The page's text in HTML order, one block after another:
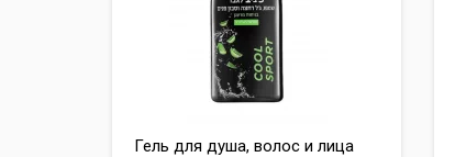
Гель для душа, волос и лица